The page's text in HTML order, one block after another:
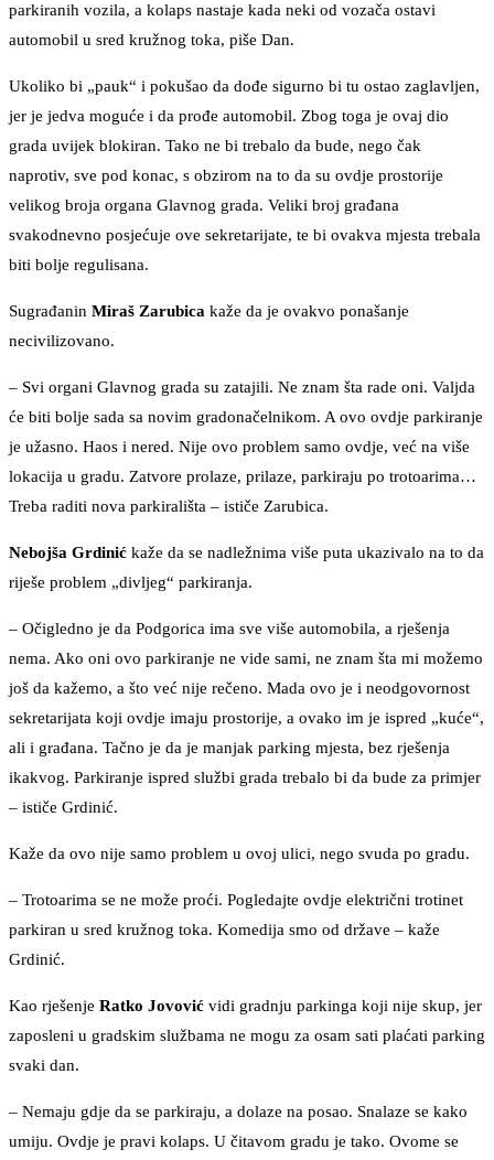
parkiranih vozila, a kolaps nastaje kada neki od vozača ostavi
automobil u sred kružnog toka, piše Dan.
Ukoliko bi „pauk“ i pokušao da dođe sigurno bi tu ostao zaglavljen,
jer je jedva moguće i da prođe automobil. Zbog toga je ovaj dio
grada uvijek blokiran. Tako ne bi trebalo da bude, nego čak
naprotiv, sve pod konac, s obzirom na to da su ovdje prostorije
velikog broja organa Glavnog grada. Veliki broj građana
svakodnevno posjećuje ove sekretarijate, te bi ovakva mjesta trebala
biti bolje regulisana.
Sugrađanin Miraš Zarubica kaže da je ovakvo ponašanje
necivilizovano.
– Svi organi Glavnog grada su zatajili. Ne znam šta rade oni. Valjda
će biti bolje sada sa novim gradonačelnikom. A ovo ovdje parkiranje
je užasno. Haos i nered. Nije ovo problem samo ovdje, već na više
lokacija u gradu. Zatvore prolaze, prilaze, parkiraju po trotoarima…
Treba raditi nova parkirališta – ističe Zarubica.
Nebojša Grdinić kaže da se nadležnima više puta ukazivalo na to da
riješe problem „divljeg“ parkiranja.
– Očigledno je da Podgorica ima sve više automobila, a rješenja
nema. Ako oni ovo parkiranje ne vide sami, ne znam šta mi možemo
još da kažemo, a što već nije rečeno. Mada ovo je i neodgovornost
sekretarijata koji ovdje imaju prostorije, a ovako im je ispred „kuće“,
ali i građana. Tačno je da je manjak parking mjesta, bez rješenja
ikakvog. Parkiranje ispred službi grada trebalo bi da bude za primjer
– ističe Grdinić.
Kaže da ovo nije samo problem u ovoj ulici, nego svuda po gradu.
– Trotoarima se ne može proći. Pogledajte ovdje električni trotinet
parkiran u sred kružnog toka. Komedija smo od države – kaže
Grdinić.
Kao rješenje Ratko Jovović vidi gradnju parkinga koji nije skup, jer
zaposleni u gradskim službama ne mogu za osam sati plaćati parking
svaki dan.
– Nemaju gdje da se parkiraju, a dolaze na posao. Snalaze se kako
umiju. Ovdje je pravi kolaps. U čitavom gradu je tako. Ovome se